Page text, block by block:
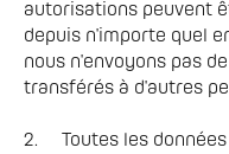
autorisations peuvent
depuis n'importe quel
nous n'envoyons pas
transférés à d'autres
2.	Toutes les données sont stockées sur notre